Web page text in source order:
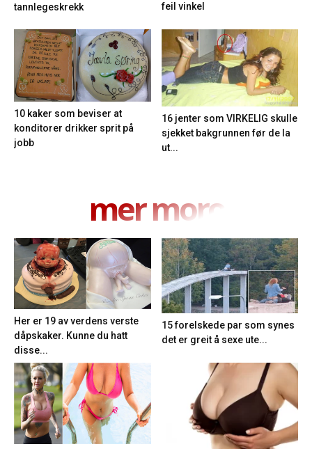
tannlegeskrekk
feil vinkel
10 kaker som beviser at
konditorer drikker sprit på
jobb
16 jenter som VIRKELIG skulle
sjekket bakgrunnen før de la
ut...
mer moro
Her er 19 av verdens verste
dåpskaker. Kunne du hatt
disse...
15 forelskede par som synes
det er greit å sexe ute...